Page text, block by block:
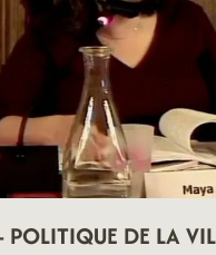
DE LA